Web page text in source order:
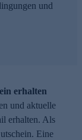
und
erhalten
und aktuelle
erhalten. Als
Eine